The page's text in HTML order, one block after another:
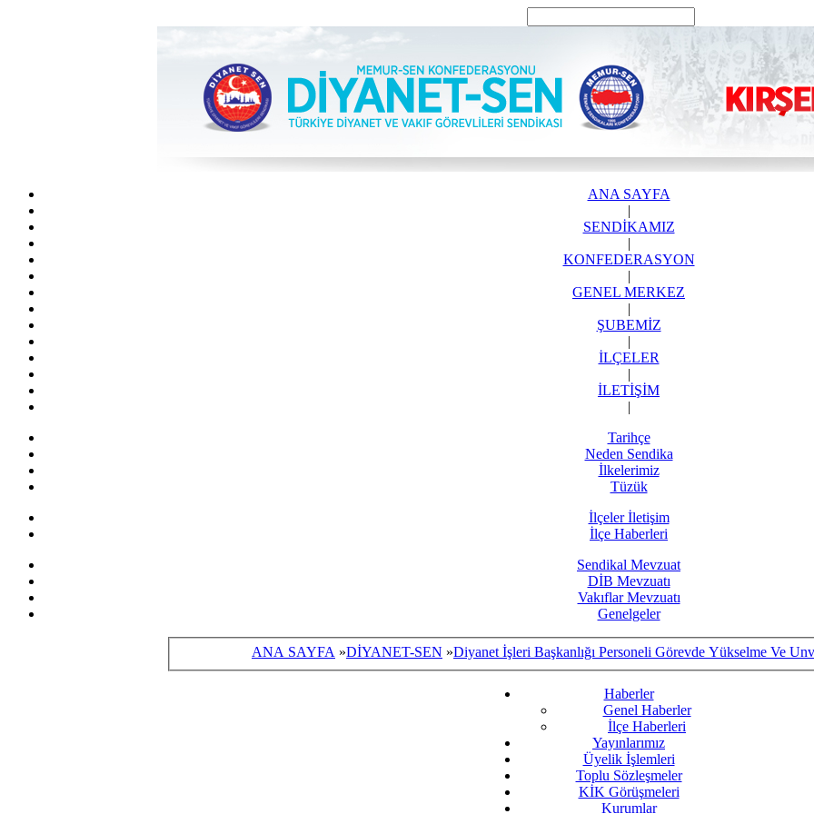
ANA SAYFA
|
SENDİKAMIZ
|
KONFEDERASYON
|
GENEL MERKEZ
|
ŞUBEMİZ
|
İLÇELER
|
İLETİŞİM
|
Tarihçe
Neden Sendika
İlkelerimiz
Tüzük
İlçeler İletişim
İlçe Haberleri
Sendikal Mevzuat
DİB Mevzuatı
Vakıflar Mevzuatı
Genelgeler
ANA SAYFA »DİYANET-SEN »Diyanet İşleri Başkanlığı Personeli Görevde Yükselme Ve
Haberler
Genel Haberler
İlçe Haberleri
Yayınlarımız
Üyelik İşlemleri
Toplu Sözleşmeler
KİK Görüşmeleri
Kurumlar